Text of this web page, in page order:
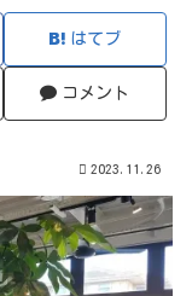
はてブ
コメント
2023.11.26